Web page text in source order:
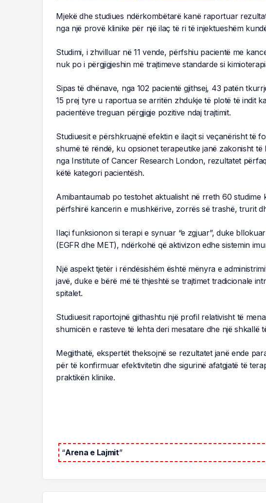
Mjekë dhe studiues ndërkombëtarë kanë raportuar
nga një provë klinike për një ilaç të ri të injektueshëm
Studimi, i zhvilluar në 11 vende, përfshiu pacientë me
nuk po i përgjigjeshin më trajtimeve standarde si
Sipas të dhënave, nga 102 pacientë gjithsej, 43 patën
15 prej tyre u raportua se arritën zhdukje të plotë të indit
pacientëve treguan përgjigje pozitive ndaj trajtimit.
Studiuesit e përshkruajnë efektin e ilaçit si veçanërisht të
shumë të rëndë, ku opsionet terapeutike janë zakonisht
nga Institute of Cancer Research London, rezultatet
këtë kategori pacientësh.
Amibantaumab po testohet aktualisht në rreth 60 studime
përfshirë kancerin e mushkërive, zorrës së trashë, trurit
Ilaçi funksionon si terapi e synuar “e zgjuar”, duke
(EGFR dhe MET), ndërkohë që aktivizon edhe sistemin
Një aspekt tjetër i rëndësishëm është mënyra e
javë, duke e bërë më të thjeshtë se trajtimet tradicionale
spitalet.
Studiuesit raportojnë gjithashtu një profil relativisht të
shumicën e rasteve të lehta deri mesatare dhe një shkallë
Megjithatë, ekspertët theksojnë se rezultatet janë ende
për të konfirmuar efektivitetin dhe sigurinë afatgjatë të
praktikën klinike.
“Arena e Lajmit”